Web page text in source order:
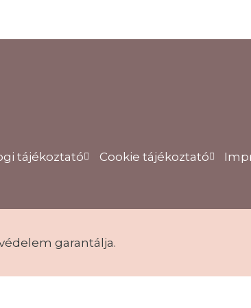
tájékoztató Cookie tájékoztató
garantálja.